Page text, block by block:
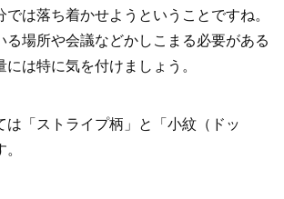
では落ち着かせようということですね。
る場所や会議などかしこまる必要がある
は特に気を付けましょう。
は「ストライプ柄」と「小紋（ドッ